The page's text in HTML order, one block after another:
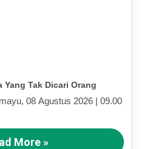
Yang Tak Dicari Orang
08 Agustus 2026 | 09.00
More »